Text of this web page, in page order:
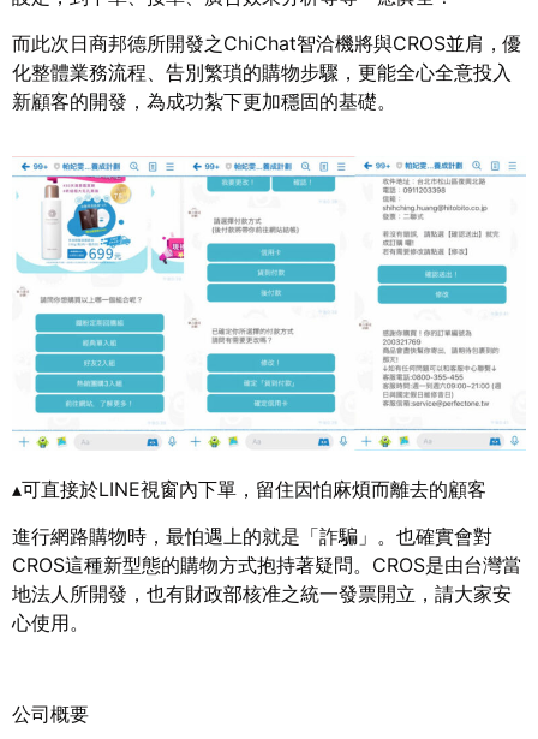
而此次日商邦德所開發之ChiChat智洽機將與CROS並肩，優
化整體業務流程、告別繁瑣的購物步驟，更能全心全意投入
新顧客的開發，為成功紮下更加穩固的基礎。
▴可直接於LINE視窗內下單，留住因怕麻煩而離去的顧客
進行網路購物時，最怕遇上的就是「詐騙」。也確實會對
CROS這種新型態的購物方式抱持著疑問。CROS是由台灣當
地法人所開發，也有財政部核准之統一發票開立，請大家安
心使用。
公司概要